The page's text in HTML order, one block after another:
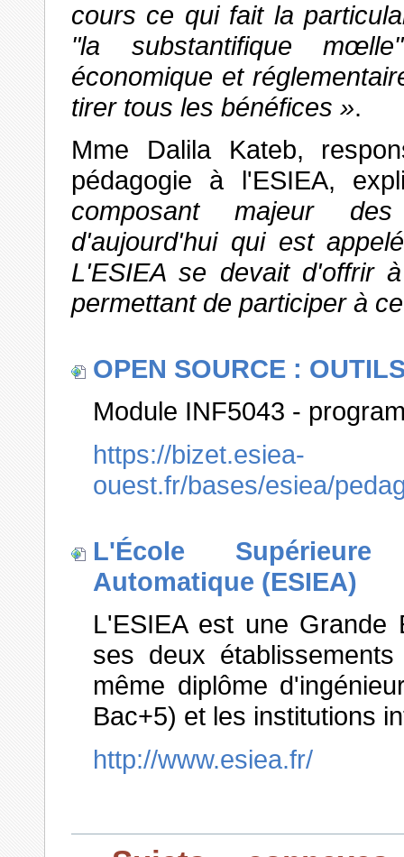
cours ce qui fait la
"la substantifique
économique et
tirer tous les bénéfices
.
Mme Dalila Kateb,
pédagogie à l'ESIEA,
composant majeur
d'aujourd'hui qui est
L'ESIEA se devait d'offrir
permettant de participer à
OPEN SOURCE :
Module INF5043 -
https://bizet.esiea-
ouest.fr/bases/esiea/
L'École Supérieure
Automatique (ESIEA)
L'ESIEA est une Grande
ses deux
même diplôme
Bac+5) et les institutions
http://www.esiea.fr/